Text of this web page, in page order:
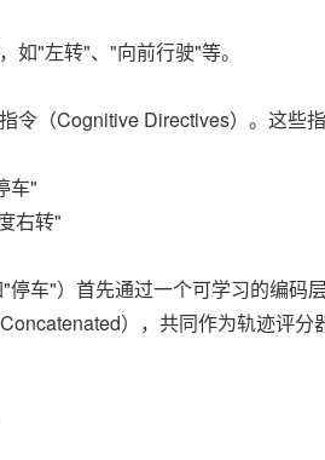
如"左转"、"向前行驶"等。
（Cognitive Directives）。这些
车"
右转"
车"）首先通过一个可学习的编
），共同作为轨迹评